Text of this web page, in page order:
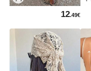
12.49€